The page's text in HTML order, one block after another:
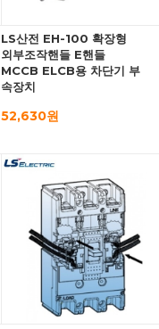
LS산전 EH-100 확장형
외부조작핸들 E핸들
MCCB ELCB용 차단기 부
속장치
52,630원